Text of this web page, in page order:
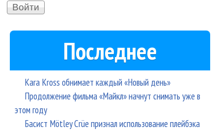
Последнее
Kara Kross обнимает каждый «Новый день»
Продолжение фильма «Майкл» начнут снимать уже в
этом году
Басист Mötley Crüe признал использование плейбэка